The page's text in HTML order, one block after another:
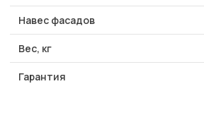
Навес фасадов
Вес, кг
Гарантия